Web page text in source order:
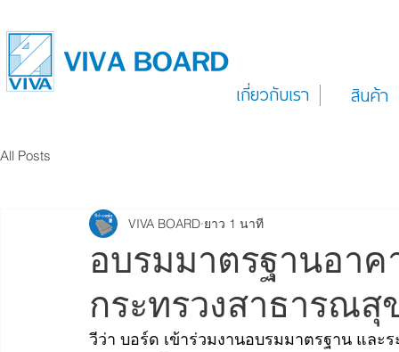
เกี่ยวกับเรา สินค้า
All Posts
อบรมมาตรฐานอา
กระทรวงสาธารณสุ
VIVA BOARD ยาว 1 นาที
วีว่า บอร์ด เข้าร่วมงานอบรมมาตรฐาน และ